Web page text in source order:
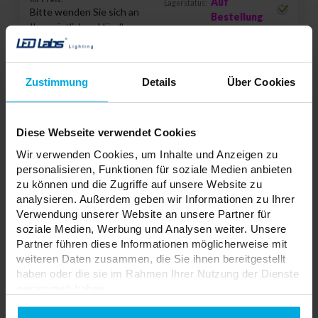
Zustimmung Details Über Cookies
Diese Webseite verwendet Cookies
Wir verwenden Cookies, um Inhalte und Anzeigen zu
personalisieren, Funktionen für soziale Medien anbieten
zu können und die Zugriffe auf unsere Website zu
analysieren. Außerdem geben wir Informationen zu Ihrer
Verwendung unserer Website an unsere Partner für
soziale Medien, Werbung und Analysen weiter. Unsere
Partner führen diese Informationen möglicherweise mit
weiteren Daten zusammen, die Sie ihnen bereitgestellt
haben oder die sie im Rahmen Ihrer Nutzung der Dienste
Bitte wenden Sie sich an
Ihren örtlichen Händler
Lagerstatus:
Bestellung
3-Phasen-Einbauschiene XTSF 4200-3
Weiß 2m34-0023-20
Länge:
2 m
Farbe:
Weiß
Montageart:
einbau
Lagerstatus: Auf